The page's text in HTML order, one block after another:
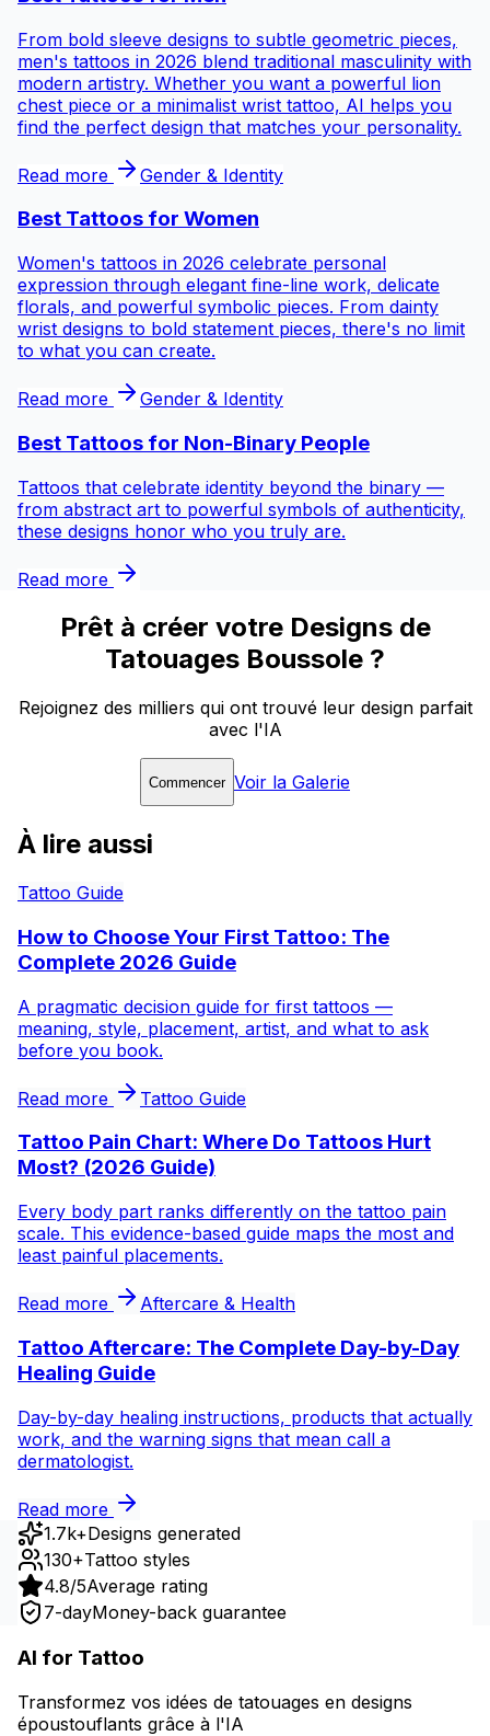
From bold sleeve designs to subtle geometric pieces,
men's tattoos in 2026 blend traditional masculinity with
modern artistry. Whether you want a powerful lion
chest piece or a minimalist wrist tattoo, AI helps you
find the perfect design that matches your personality.
Read more Gender & Identity
Best Tattoos for Women
Women's tattoos in 2026 celebrate personal
expression through elegant fine-line work, delicate
florals, and powerful symbolic pieces. From dainty
wrist designs to bold statement pieces, there's no limit
to what you can create.
Read more Gender & Identity
Best Tattoos for Non-Binary People
Tattoos that celebrate identity beyond the binary —
from abstract art to powerful symbols of authenticity,
these designs honor who you truly are.
Read more
Prêt à créer votre Designs de
Tatouages Boussole ?
Rejoignez des milliers qui ont trouvé leur design parfait
avec l'IA
Commencer Voir la Galerie
À lire aussi
Tattoo Guide
How to Choose Your First Tattoo: The
Complete 2026 Guide
A pragmatic decision guide for first tattoos —
meaning, style, placement, artist, and what to ask
before you book.
Read more Tattoo Guide
Tattoo Pain Chart: Where Do Tattoos Hurt
Most? (2026 Guide)
Every body part ranks differently on the tattoo pain
scale. This evidence-based guide maps the most and
least painful placements.
Read more Aftercare & Health
Tattoo Aftercare: The Complete Day-by-Day
Healing Guide
Day-by-day healing instructions, products that actually
work, and the warning signs that mean call a
dermatologist.
Read more
1.7k+Designs generated
130+Tattoo styles
4.8/5Average rating
7-dayMoney-back guarantee
AI for Tattoo
Transformez vos idées de tatouages en designs
époustouflants grâce à l'IA